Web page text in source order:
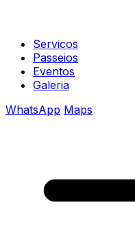
Servicos
Passeios
Eventos
Galeria
WhatsApp Maps